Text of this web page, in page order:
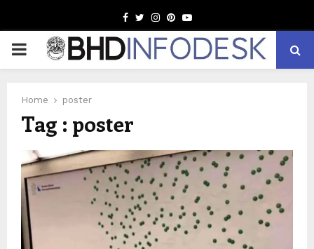
Facebook
TwitterInstagram
Pinterest
Youtube
PRIMARY
Home poster
Tag : poster